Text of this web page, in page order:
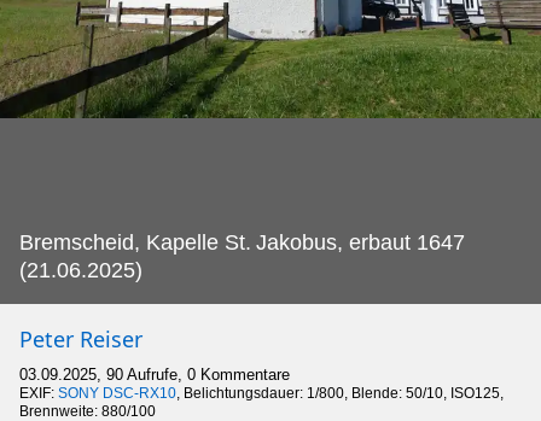
Bremscheid, Kapelle St. Jakobus, erbaut 1647
(21.06.2025)
Peter Reiser
03.09.2025, 90 Aufrufe, 0 Kommentare
EXIF: SONY DSC-RX10, Belichtungsdauer: 1/800, Blende: 50/10, ISO125,
Brennweite: 880/100